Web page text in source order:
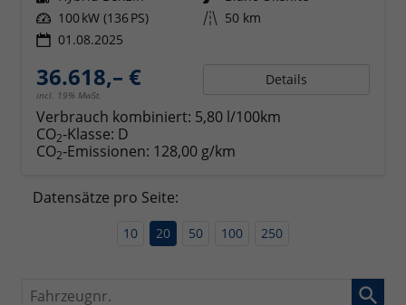
Leistung 100 kW (136 PS) Kilometerstand 50 km
01.08.2025
36.618,– €
incl. 19% MwSt.
Details
Verbrauch kombiniert: 5,80 l/100km
CO2-Klasse: D
CO2-Emissionen: 128,00 g/km
Datensätze pro Seite:
10 20 50 100 250
Fahrzeugnr.